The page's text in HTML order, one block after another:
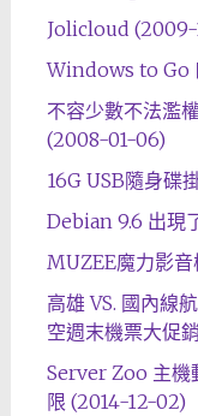
Jolicloud (2009-
Windows to Go
不容少數不法濫
(2008-01-06)
16G USB隨身碟
Debian 9.6 出現
MUZEE魔力影
高雄 VS. 國內線
空週末機票大促
Server Zoo 主機
限 (2014-12-02)